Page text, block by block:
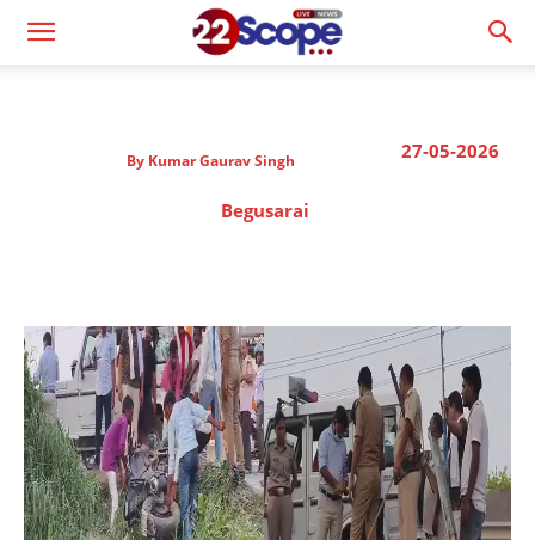
27-05-2026
By Kumar Gaurav Singh
Begusarai